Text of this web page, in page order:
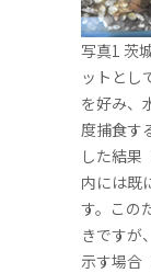
写真1 茨
ットとし
を好み、
度捕食す
した結果
内には既
す。この
きですが
示す場合